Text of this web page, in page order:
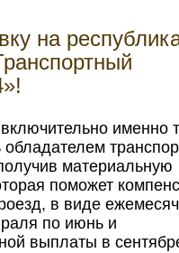
на
именно
материальную
поможет
в виде
по июнь и
выплаты в